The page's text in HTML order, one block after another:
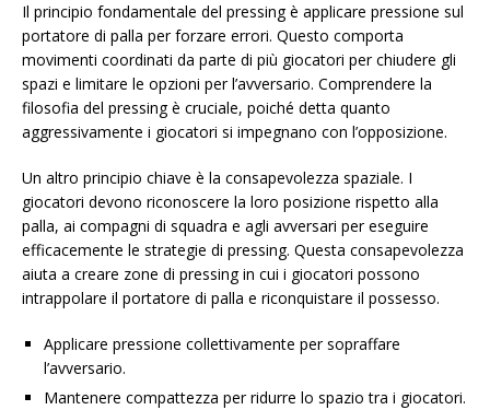
Il principio fondamentale del pressing è applicare pressione sul
portatore di palla per forzare errori. Questo comporta
movimenti coordinati da parte di più giocatori per chiudere gli
spazi e limitare le opzioni per l’avversario. Comprendere la
filosofia del pressing è cruciale, poiché detta quanto
aggressivamente i giocatori si impegnano con l’opposizione.
Un altro principio chiave è la consapevolezza spaziale. I
giocatori devono riconoscere la loro posizione rispetto alla
palla, ai compagni di squadra e agli avversari per eseguire
efficacemente le strategie di pressing. Questa consapevolezza
aiuta a creare zone di pressing in cui i giocatori possono
intrappolare il portatore di palla e riconquistare il possesso.
Applicare pressione collettivamente per sopraffare
l’avversario.
Mantenere compattezza per ridurre lo spazio tra i giocatori.